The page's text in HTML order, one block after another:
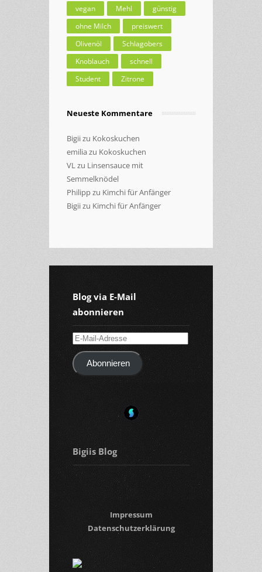
vegan
Mehl
günstig
ohne Milch
preiswert
Olivenöl
Schlagobers
Knoblauch
schnell
Student
Zitrone
Neueste Kommentare
Bigiizu Kokoskuchen
emilia zu Kokoskuchen
VLzu Linsensauce mit
Semmelknödel
Philippzu Kimchi für Anfänger
Bigiizu Kimchi für Anfänger
Blog via E-Mail
abonnieren
E-
Mail-
AdresseAbonnieren
Bigiis Blog
Impressum
Datenschutzerklärung